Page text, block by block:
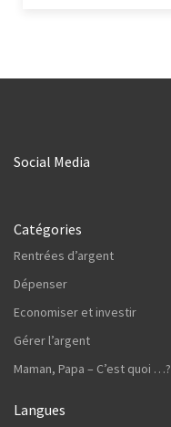
Social Media
Catégories
Rentrées d’argent
Dépenser
Economiser et investir
Gérer l’argent
Maman, Papa – C’est quoi …?
Langues